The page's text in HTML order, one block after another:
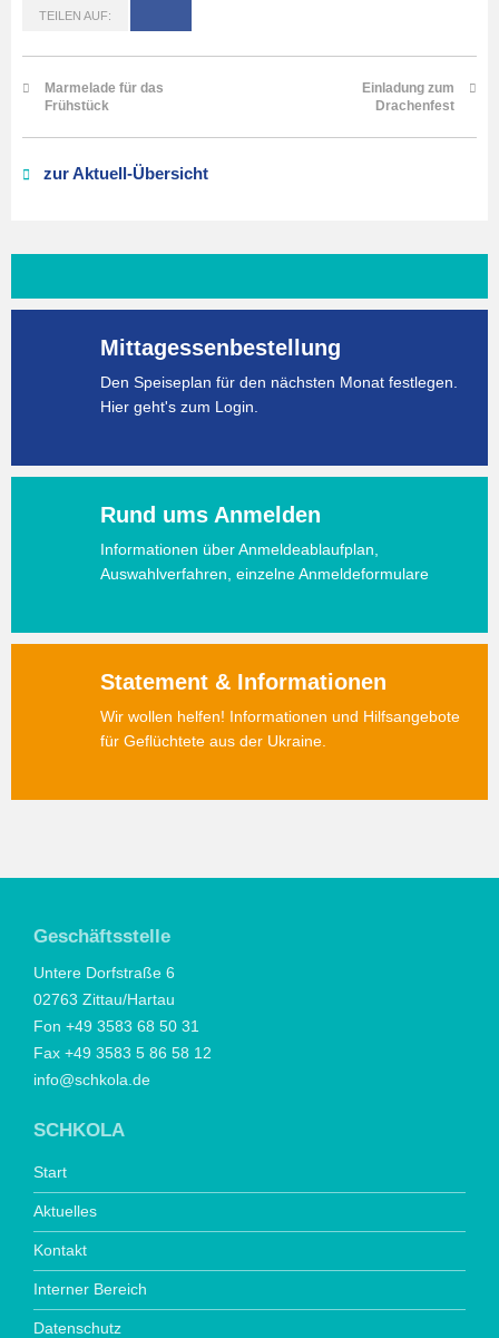
TEILEN AUF:
Marmelade für das
Frühstück
Einladung zum
Drachenfest
zur Aktuell-Übersicht
Mittagessenbestellung
Den Speiseplan für den nächsten Monat festlegen.
Hier geht's zum Login.
Rund ums Anmelden
Informationen über Anmeldeablaufplan,
Auswahlverfahren, einzelne Anmeldeformulare
Statement & Informationen
Wir wollen helfen! Informationen und Hilfsangebote
für Geflüchtete aus der Ukraine.
Geschäftsstelle
Untere Dorfstraße 6
02763 Zittau/Hartau
Fon +49 3583 68 50 31
Fax +49 3583 5 86 58 12
info@schkola.de
SCHKOLA
Start
Aktuelles
Kontakt
Interner Bereich
Datenschutz